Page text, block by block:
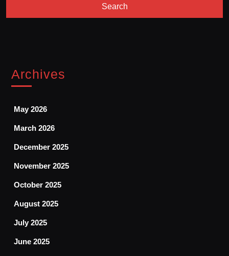
Archives
May 2026
March 2026
December 2025
November 2025
October 2025
August 2025
July 2025
June 2025